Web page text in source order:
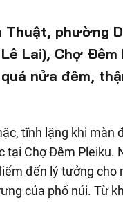
phường
Lai), Chợ
nửa đêm,
tĩnh lặng khi màn
Chợ Đêm Pleiku.
đến lý tưởng cho
của phố núi. Từ